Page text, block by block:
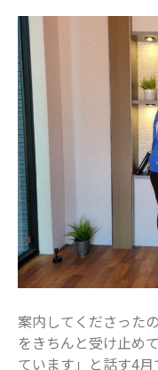
案内してくださった
をきちんと受け止め
ています」と話す4